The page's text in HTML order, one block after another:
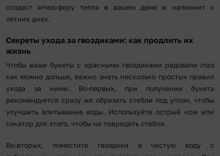
создаст атмосферу тепла в вашем доме и напомнит о
летних днях.
Секреты ухода за гвоздиками: как продлить их
жизнь
Чтобы ваши букеты с красными гвоздиками радовали глаз
как можно дольше, важно знать несколько простых правил
ухода за ними. Во-первых, при получении букета
рекомендуется сразу же обрезать стебли под углом, чтобы
улучшить впитывание воды. Используйте острый нож или
секатор для этого, чтобы не повредить стебли.
Во-вторых, поместите гвоздики в чистую воду с